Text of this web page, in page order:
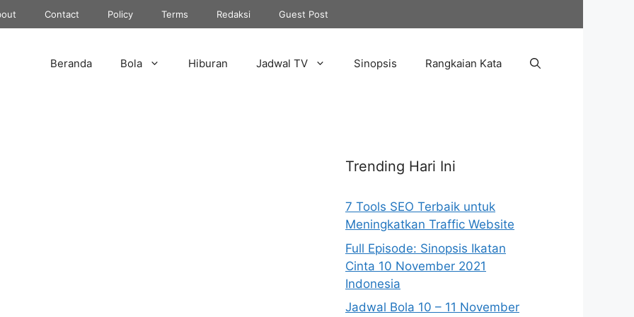
Contact Policy Terms Redaksi Guest Post
Beranda Bola Hiburan Jadwal TV Sinopsis Rangkaian Kata
Trending Hari Ini
7 Tools SEO Terbaik untuk
Meningkatkan Traffic Website
Full Episode: Sinopsis Ikatan
Cinta 10 November 2021
Indonesia
Jadwal Bola 10 – 11 November